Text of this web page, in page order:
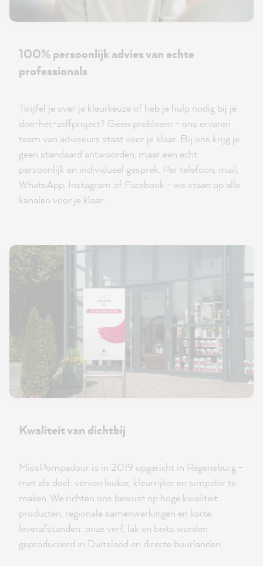
100% persoonlijk advies van echte
professionals
Twijfel je over je kleurkeuze of heb je hulp nodig bij je
doe-het-zelfproject? Geen probleem - ons ervaren
team van adviseurs staat voor je klaar. Bij ons krijg je
geen standaard antwoorden, maar een echt
persoonlijk en individueel gesprek. Per telefoon, mail,
WhatsApp, Instagram of Facebook - we staan op alle
kanalen voor je klaar.
Kwaliteit van dichtbij
MissPompadour is in 2019 opgericht in Regensburg -
met als doel: verven leuker, kleurrijker en simpeler te
maken. We richten ons bewust op hoge kwaliteit
producten, regionale samenwerkingen en korte
leverafstanden: onze verf, lak en beits worden
geproduceerd in Duitsland en directe buurlanden.